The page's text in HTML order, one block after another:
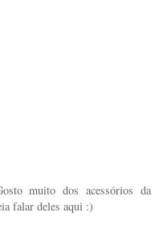
muito dos acessórios da
falar deles aqui :)